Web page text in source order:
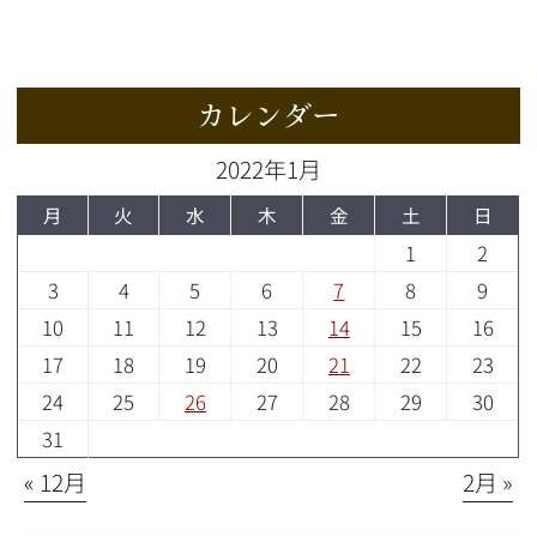
カレンダー
2022年1月
月 火 水 木 金 土 日
1
2
3
4 5 6 7 8
9
10
11 12 13 14 15
16
17
18 19 20 21 22
23
24
25 26 27 28 29
30
31
« 12月 2月 »